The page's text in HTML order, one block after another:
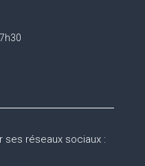
ses réseaux sociaux :